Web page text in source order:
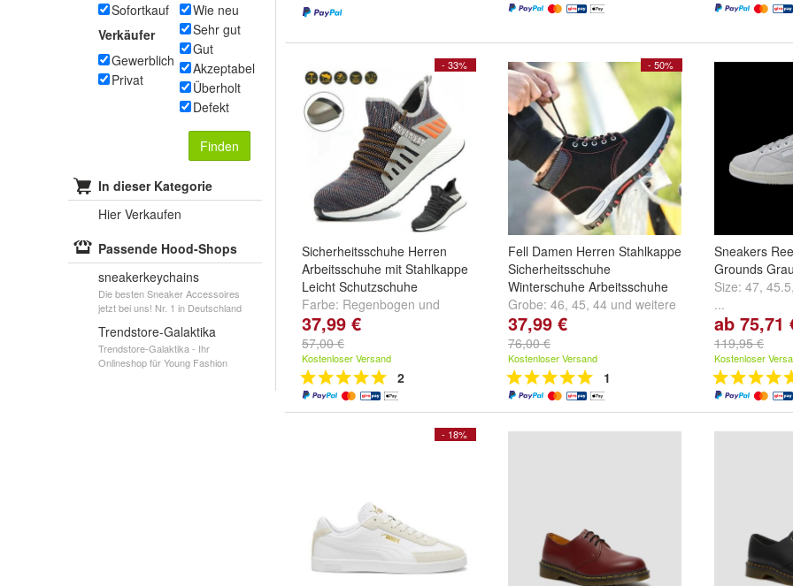
Sofortkauf
Verkäufer
Gewerblich
Privat
Wie neu
Sehr gut
Gut
Akzeptabel
Überholt
Defekt
Finden
In dieser Kategorie
Hier Verkaufen
Passende Hood-Shops
sneakerkeychains
Die besten Sneaker Accessoires
jetzt bei uns! Nr. 1 in Deutschland
Trendstore-Galaktika
Trendstore-Galaktika - Ihr
Onlineshop für Young Fashion
- 33%
Sicherheitsschuhe Herren
Arbeitsschuhe mit Stahlkappe
Leicht Schutzschuhe
Farbe: Regenbogen und
Schwarz Grau
37,99 €
57,00 €
Kostenloser Versand
2
- 50%
Fell Damen Herren Stahlkappe
Sicherheitsschuhe
Winterschuhe Arbeitsschuhe
Grobe: 46, 45, 44 und weitere
...
37,99 €
76,00 €
Kostenloser Versand
1
Sneakers
Grounds Grau
Size: 47, 45.5,
...
ab 75,71
119,95 €
Kostenloser
- 18%